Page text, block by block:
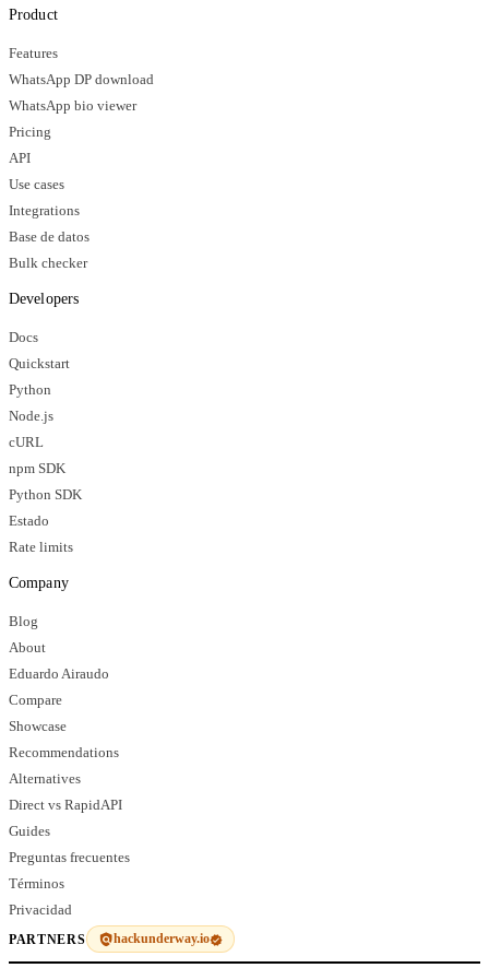
Product
Features
WhatsApp DP download
WhatsApp bio viewer
Pricing
API
Use cases
Integrations
Base de datos
Bulk checker
Developers
Docs
Quickstart
Python
Node.js
cURL
npm SDK
Python SDK
Estado
Rate limits
Company
Blog
About
Eduardo Airaudo
Compare
Showcase
Recommendations
Alternatives
Direct vs RapidAPI
Guides
Preguntas frecuentes
Términos
Privacidad
PARTNERS hackunderway.io